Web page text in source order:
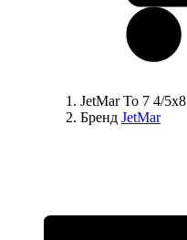
JetMar To 7 4/5x8
Бренд JetMar